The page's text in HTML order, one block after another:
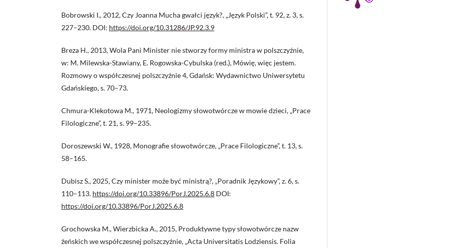
Bobrowski I., 2012, Czy Joanna Mucha gwałci język?, „Język Polski”, t. 92, z. 3, s.
227–230. DOI: https://doi.org/10.31286/JP.92.3.9
Breza H., 2013, Wola Pani Minister nie stworzy formy ministra w polszczyźnie,
w: M. Milewska-Stawiany, E. Rogowska-Cybulska (red.), Mówię, więc jestem.
Rozmowy o współczesnej polszczyźnie 4, Gdańsk: Wydawnictwo Uniwersytetu
Gdańskiego, s. 70–73.
Chmura-Klekotowa M., 1971, Neologizmy słowotwórcze w mowie dzieci, „Prace
Filologiczne”, t. 21, s. 99–235.
Doroszewski W., 1928, Monografie słowotwórcze, „Prace Filologiczne”, t. 13, s.
58–165.
Dubisz S., 2025, Czy minister może być ministrą?, „Poradnik Językowy”, z. 6, s.
110–113. https://doi.org/10.33896/PorJ.2025.6.8 DOI:
https://doi.org/10.33896/PorJ.2025.6.8
Grochowska M., Wierzbicka A., 2015, Produktywne typy słowotwórcze nazw
żeńskich we współczesnej polszczyźnie, „Acta Universitatis Lodziensis. Folia